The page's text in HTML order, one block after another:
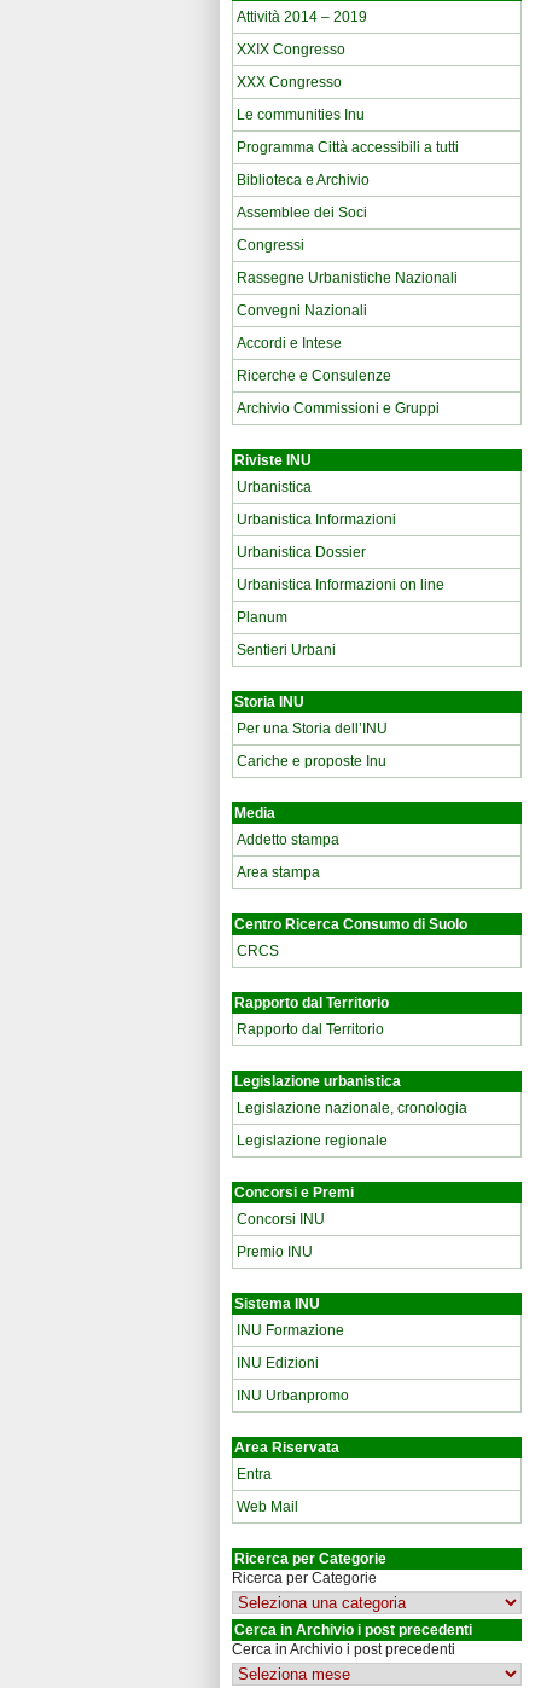
Attività 2014 – 2019
XXIX Congresso
XXX Congresso
Le communities Inu
Programma Città accessibili a tutti
Biblioteca e Archivio
Assemblee dei Soci
Congressi
Rassegne Urbanistiche Nazionali
Convegni Nazionali
Accordi e Intese
Ricerche e Consulenze
Archivio Commissioni e Gruppi
Riviste INU
Urbanistica
Urbanistica Informazioni
Urbanistica Dossier
Urbanistica Informazioni on line
Planum
Sentieri Urbani
Storia INU
Per una Storia dell’INU
Cariche e proposte Inu
Media
Addetto stampa
Area stampa
Centro Ricerca Consumo di Suolo
CRCS
Rapporto dal Territorio
Rapporto dal Territorio
Legislazione urbanistica
Legislazione nazionale, cronologia
Legislazione regionale
Concorsi e Premi
Concorsi INU
Premio INU
Sistema INU
INU Formazione
INU Edizioni
INU Urbanpromo
Area Riservata
Entra
Web Mail
Ricerca per Categorie
Ricerca per Categorie
Cerca in Archivio i post precedenti
Cerca in Archivio i post precedenti